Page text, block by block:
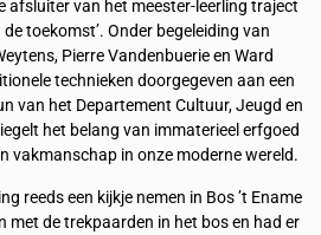
afsluiter van het meester-leerling traject
de toekomst’. Onder begeleiding van
Pierre Vandenbuerie en Ward
technieken doorgegeven aan een
van het Departement Cultuur, Jeugd en
het belang van immaterieel erfgoed
vakmanschap in onze moderne wereld.
reeds een kijkje nemen in Bos ’t Ename
met de trekpaarden in het bos en had er